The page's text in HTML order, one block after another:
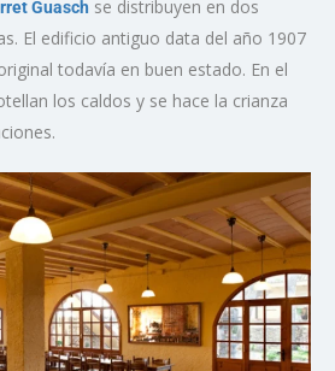
Guasch se distribuyen en dos
El edificio antiguo data del año 1907
todavía en buen estado. En el
los caldos y se hace la crianza